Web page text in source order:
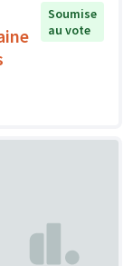
Soumise
au vote